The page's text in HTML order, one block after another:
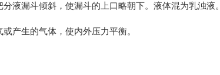
液漏斗倾斜，使漏斗的上口略朝下。液体混为乳浊液。
产生的气体，使内外压力平衡。